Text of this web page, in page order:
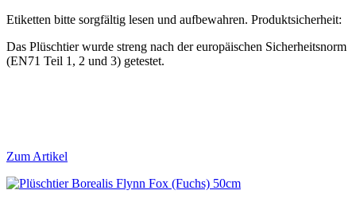
Etiketten bitte sorgfältig lesen und aufbewahren. Produktsicherheit:
Das Plüschtier wurde streng nach der europäischen Sicherheitsnorm
(EN71 Teil 1, 2 und 3) getestet.
Zum Artikel